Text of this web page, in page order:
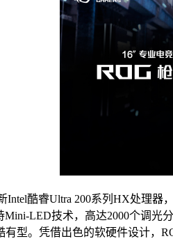
酷睿Ultra 200系列HX处理器
Mini-LED技术，高达2000个调
型。凭借出色的软硬件设计，